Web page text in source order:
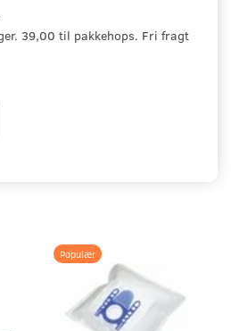
39,00 til pakkehops. Fri fragt
Populær